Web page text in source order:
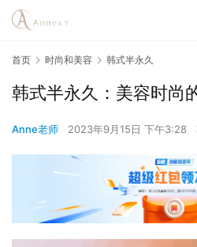
首页 时尚和美容 韩式半永久
韩式半永久：美容时尚
Anne老师 2023年9月15日 下午3:28